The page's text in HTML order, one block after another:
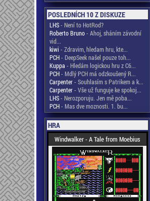
POSLEDNÍCH 10 Z DISKUZE
LHS- Není to HotRod?
Roberto Bruno- Ahoj, sháním závodní
vid...
kiwi - Zdravim, hledam hru, kte...
PCH- DeepSeek našel pouze toh...
Kuppa - Hledám logickou hru z C6...
PCH- Mdlý PCH má odzkoušený R...
Carpenter- Souhlasím s Patrikem a k...
Carpenter- Vše už funguje ke spokoj...
LHS- Nerozporuju. Jen mě poba...
PCH- Mas dve moznosti. 1. bu...
HRA
Windwalker - A Tale from Moebius